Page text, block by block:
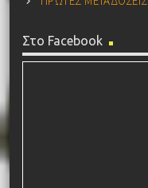
Στο Facebook